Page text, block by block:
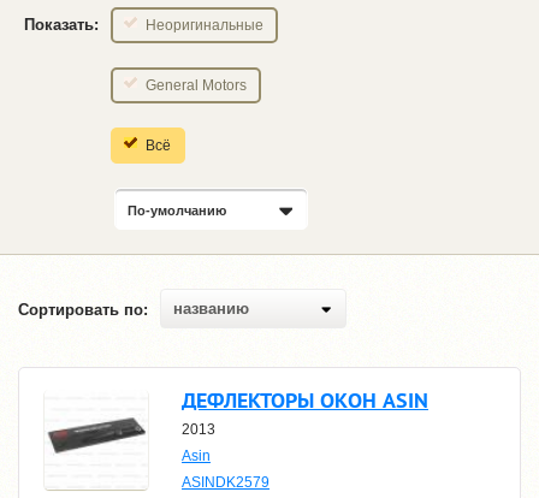
Показать: Неоригинальные
General Motors
Всё
По-умолчанию
Сортировать по: названию
ДЕФЛЕКТОРЫ ОКОН ASIN
2013
Asin
ASINDK2579